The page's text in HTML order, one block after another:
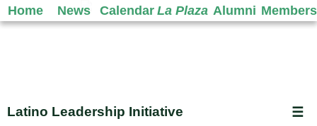
Home News Calendar La Plaza Alumni Members
Latino Leadership Initiative ☰